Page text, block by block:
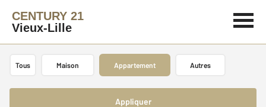
CENTURY 21
Vieux-Lille
Tous Maison Appartement Autres
Appliquer